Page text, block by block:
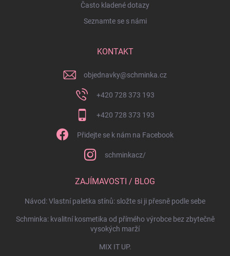
Často kladené dotazy
Seznamte se s námi
KONTAKT
objednavky@schminka.cz
+420 728 373 193
+420 728 373 193
Přidejte se k nám na Facebook
schminkacz/
ZAJÍMAVOSTI / BLOG
Návod: Vlastní paletka stínů: složte si ji přesně podle sebe
Schminka: kvalitní kosmetika od přímého výrobce bez zbytečně
vysokých marží
MIX IT UP.